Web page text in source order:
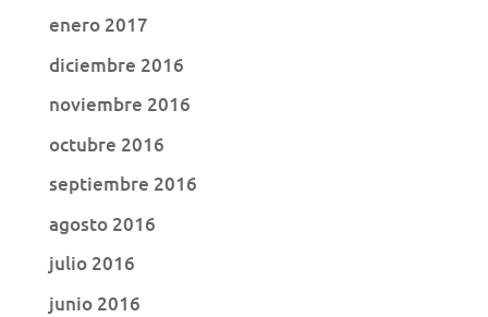
enero 2017
diciembre 2016
noviembre 2016
octubre 2016
septiembre 2016
agosto 2016
julio 2016
junio 2016